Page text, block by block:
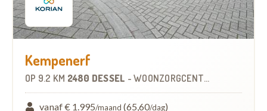
Kempenerf
OP 9.2 KM 2480 DESSEL - WOONZORGCENTRUM (WZC)
vanaf € 1.995/maand (65,60/dag)